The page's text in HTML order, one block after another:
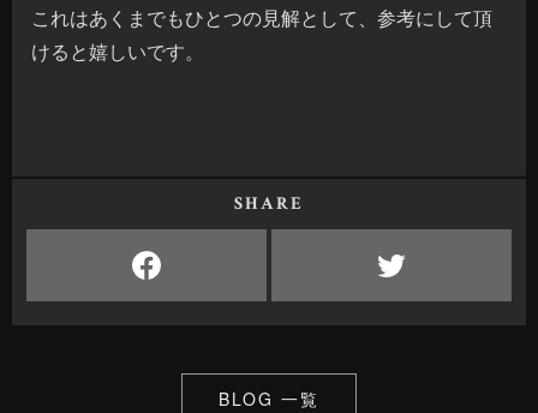
これはあくまでもひとつの見解として、参考にして頂
けると嬉しいです。
SHARE
BLOG 一覧